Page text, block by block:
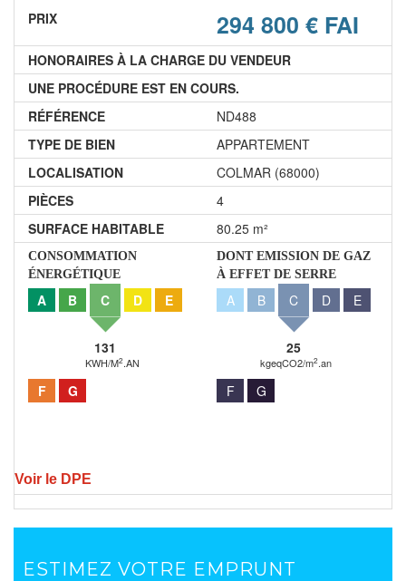
PRIX 294 800 € FAI
HONORAIRES À LA CHARGE DU VENDEUR
UNE PROCÉDURE EST EN COURS.
RÉFÉRENCE
ND488
TYPE DE BIEN
APPARTEMENT
LOCALISATION
COLMAR (68000)
PIÈCES
4
SURFACE HABITABLE
80.25 m²
CONSOMMATION
ÉNERGÉTIQUE
A B C
131
KWH/M2.AN
D E
F G
DONT EMISSION DE GAZ
À EFFET DE SERRE
A B C
25
kgeqCO2/m2.an
D E
F G
Voir le DPE
ESTIMEZ VOTRE EMPRUNT